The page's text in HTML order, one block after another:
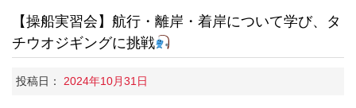
【操船実習会】航行・離岸・着岸について学び、タ
チウオジギングに挑戦
投稿日： 2024年10月31日